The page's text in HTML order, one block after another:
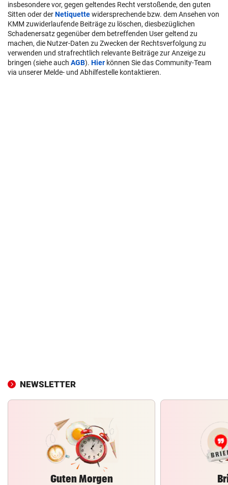
insbesondere vor, gegen geltendes Recht verstoßende, den guten
Sitten oder derNetiquettewidersprechende bzw. dem Ansehen von
KMM zuwiderlaufende Beiträge zu löschen, diesbezüglichen
Schadenersatz gegenüber dem betreffenden User geltend zu
machen, die Nutzer-Daten zu Zwecken der Rechtsverfolgung zu
verwenden und strafrechtlich relevante Beiträge zur Anzeige zu
bringen (siehe auch AGB). Hier können Sie das Community-Team
via unserer Melde- und Abhilfestelle kontaktieren.
NEWSLETTER
Guten Morgen